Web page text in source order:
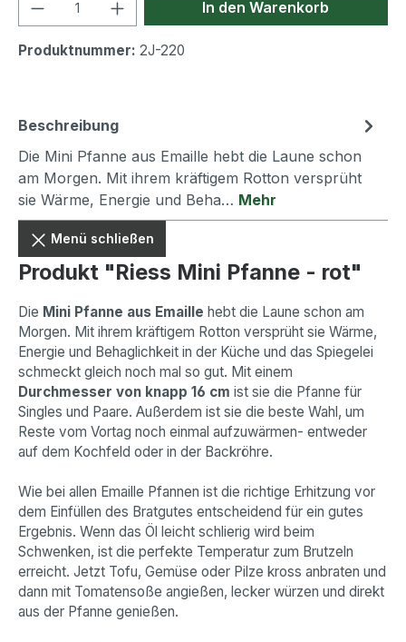
In den Warenkorb
Produktnummer: 2J-220
Beschreibung
Die Mini Pfanne aus Emaille hebt die Laune schon
am Morgen. Mit ihrem kräftigem Rotton versprüht
sie Wärme, Energie und Beha… Mehr
Menü schließen
Produkt "Riess Mini Pfanne - rot"
Die Mini Pfanne aus Emaille hebt die Laune schon am
Morgen. Mit ihrem kräftigem Rotton versprüht sie Wärme,
Energie und Behaglichkeit in der Küche und das Spiegelei
schmeckt gleich noch mal so gut. Mit einem
Durchmesser von knapp 16 cm ist sie die Pfanne für
Singles und Paare. Außerdem ist sie die beste Wahl, um
Reste vom Vortag noch einmal aufzuwärmen- entweder
auf dem Kochfeld oder in der Backröhre.
Wie bei allen Emaille Pfannen ist die richtige Erhitzung vor
dem Einfüllen des Bratgutes entscheidend für ein gutes
Ergebnis. Wenn das Öl leicht schlierig wird beim
Schwenken, ist die perfekte Temperatur zum Brutzeln
erreicht. Jetzt Tofu, Gemüse oder Pilze kross anbraten und
dann mit Tomatensoße angießen, lecker würzen und direkt
aus der Pfanne genießen.